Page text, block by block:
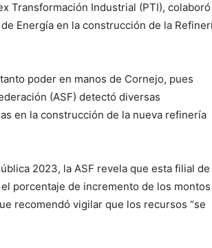
Transformación Industrial (PTI), colaboró
Energía en la construcción de la
poder en manos de Cornejo, pues
(ASF) detectó diversas
en la construcción de la nueva refinería
2023, la ASF revela que esta filial de
porcentaje de incremento de los montos
recomendó vigilar que los recursos “se